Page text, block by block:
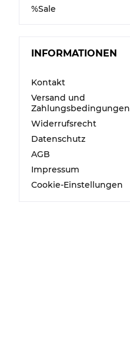
%Sale
INFORMATIONEN
Kontakt
Versand und
Zahlungsbedingungen
Widerrufsrecht
Datenschutz
AGB
Impressum
Cookie-Einstellungen